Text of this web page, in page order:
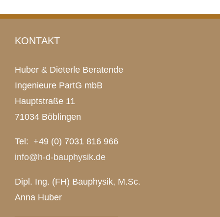
KONTAKT
Huber & Dieterle Beratende
Ingenieure PartG mbB
Hauptstraße 11
71034 Böblingen
Tel: +49 (0) 7031 816 966
info@h-d-bauphysik.de
Dipl. Ing. (FH) Bauphysik, M.Sc.
Anna Huber